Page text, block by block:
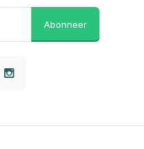
Abonneer